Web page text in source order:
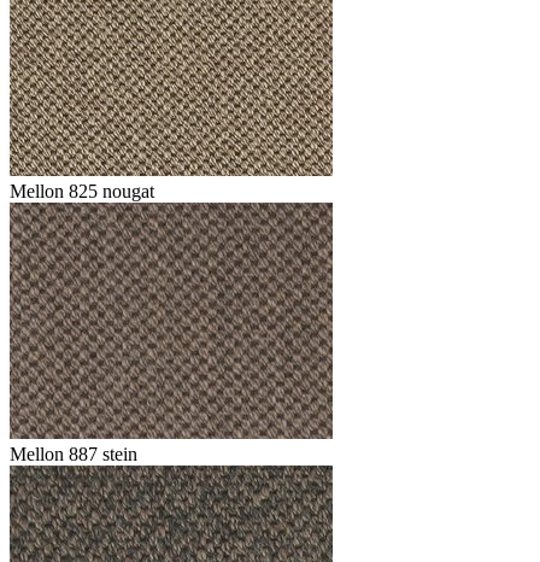
Mellon 825 nougat
Mellon 887 stein